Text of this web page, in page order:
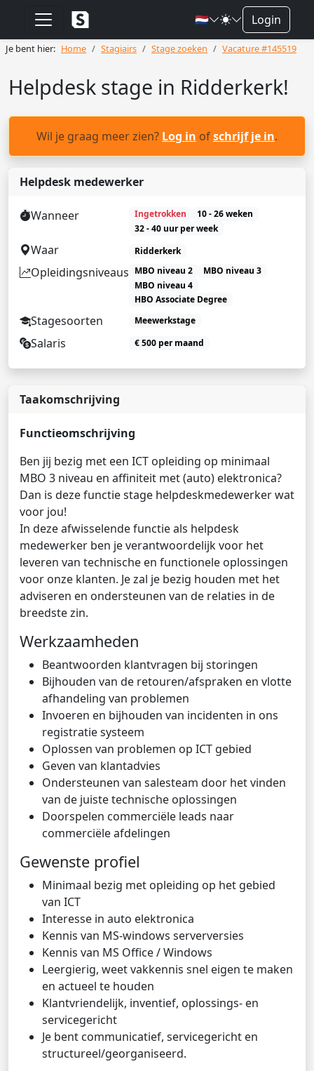
🇳🇱 Login
Je bent hier: Home Stagiairs Stage zoeken Vacature #145519
Helpdesk stage in Ridderkerk!
Wil je graag meer zien? Log in ofschrijf je in.
Helpdesk medewerker
Wanneer Ingetrokken
10 - 26 weken
32 - 40 uur per week
Waar Ridderkerk
Opleidingsniveaus MBO niveau 2
MBO niveau 3
MBO niveau 4
HBO Associate Degree
Stagesoorten Meewerkstage
Salaris € 500 per maand
Taakomschrijving
Functieomschrijving
Ben jij bezig met een ICT opleiding op minimaal
MBO 3 niveau en affiniteit met (auto) elektronica?
Dan is deze functie stage helpdeskmedewerker wat
voor jou!
In deze afwisselende functie als helpdesk
medewerker ben je verantwoordelijk voor het
leveren van technische en functionele oplossingen
voor onze klanten. Je zal je bezig houden met het
adviseren en ondersteunen van de relaties in de
breedste zin.
Werkzaamheden
Beantwoorden klantvragen bij storingen
Bijhouden van de retouren/afspraken en vlotte
afhandeling van problemen
Invoeren en bijhouden van incidenten in ons
registratie systeem
Oplossen van problemen op ICT gebied
Geven van klantadvies
Ondersteunen van salesteam door het vinden
van de juiste technische oplossingen
Doorspelen commerciële leads naar
commerciële afdelingen
Gewenste profiel
Minimaal bezig met opleiding op het gebied
van ICT
Interesse in auto elektronica
Kennis van MS-windows serverversies
Kennis van MS Office / Windows
Leergierig, weet vakkennis snel eigen te maken
en actueel te houden
Klantvriendelijk, inventief, oplossings- en
servicegericht
Je bent communicatief, servicegericht en
structureel/georganiseerd.